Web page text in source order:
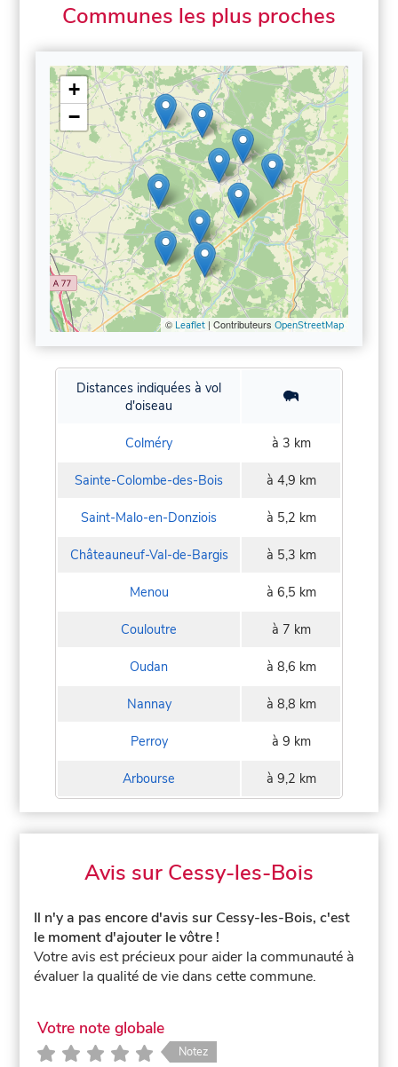
Communes les plus proches
+
−
© Leaflet| Contributeurs OpenStreetMap
Distances indiquées à vol
d'oiseau
Colméry à 3 km
Sainte-Colombe-des-Bois à 4,9 km
Saint-Malo-en-Donziois à 5,2 km
Châteauneuf-Val-de-Bargis à 5,3 km
Menou à 6,5 km
Couloutre à 7 km
Oudan à 8,6 km
Nannay à 8,8 km
Perroy à 9 km
Arbourse à 9,2 km
Avis sur Cessy-les-Bois
Il n'y a pas encore d'avis sur Cessy-les-Bois, c'est
le moment d'ajouter le vôtre !
Votre avis est précieux pour aider la communauté à
évaluer la qualité de vie dans cette commune.
Votre note globale
Notez